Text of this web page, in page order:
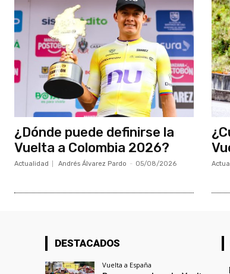
¿Dónde puede definirse la
Vuelta a Colombia 2026?
Actualidad Andrés Álvarez Pardo - 05/08/2026
DESTACADOS
Vuelta a España